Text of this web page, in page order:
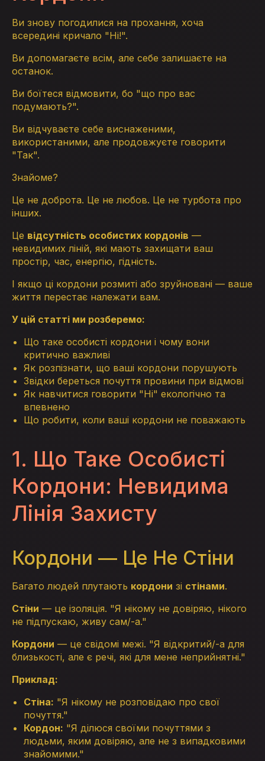
Ви знову погодилися на прохання, хоча
всередині кричало "Ні!".
Ви допомагаєте всім, але себе залишаєте на
останок.
Ви боїтеся відмовити, бо "що про вас
подумають?".
Ви відчуваєте себе виснаженими,
використаними, але продовжуєте говорити
"Так".
Знайоме?
Це не доброта. Це не любов. Це не турбота про
інших.
Це відсутність особистих кордонів —
невидимих ліній, які мають захищати ваш
простір, час, енергію, гідність.
І якщо ці кордони розмиті або зруйновані — ваше
життя перестає належати вам.
У цій статті ми розберемо:
Що таке особисті кордони і чому вони
критично важливі
Як розпізнати, що ваші кордони порушують
Звідки береться почуття провини при відмові
Як навчитися говорити "Ні" екологічно та
впевнено
Що робити, коли ваші кордони не поважають
1. Що Таке Особисті
Кордони: Невидима
Лінія Захисту
Кордони — Це Не Стіни
Багато людей плутають кордони зі стінами.
Стіни — це ізоляція. "Я нікому не довіряю, нікого
не підпускаю, живу сам/-а."
Кордони — це свідомі межі. "Я відкритий/-а для
близькості, але є речі, які для мене неприйнятні."
Приклад:
Стіна: "Я нікому не розповідаю про свої
почуття."
Кордон: "Я ділюся своїми почуттями з
людьми, яким довіряю, але не з випадковими
знайомими."